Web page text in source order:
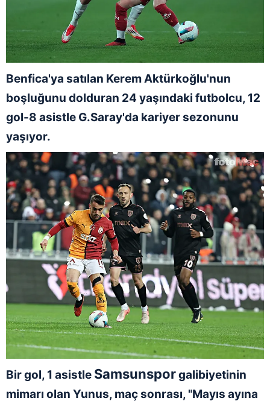
Benfica'ya satılan Kerem Aktürkoğlu'nun
boşluğunu dolduran 24 yaşındaki futbolcu, 12
gol-8 asistle G.Saray'da kariyer sezonunu
yaşıyor.
Bir gol, 1 asistle Samsunsporgalibiyetinin
mimarı olan Yunus, maç sonrası, "Mayıs ayına